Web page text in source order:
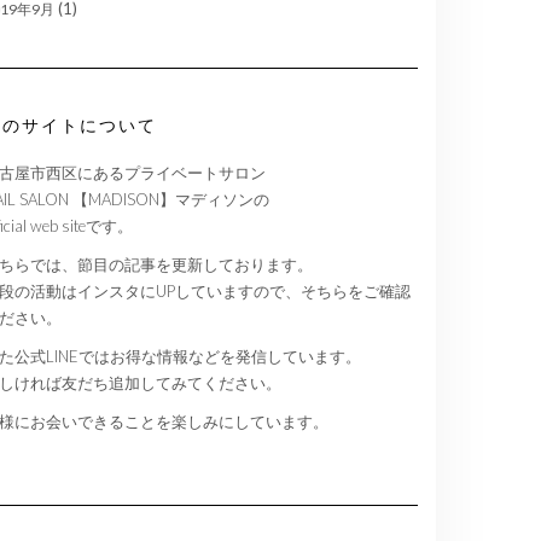
年9月 (1)
のサイトについて
屋市西区にあるプライベートサロン
SALON 【MADISON】マディソンの
web siteです。
らでは、節目の記事を更新しております。
の活動はインスタにUPしていますので、そちらをご確認
さい。
公式LINEではお得な情報などを発信しています。
ければ友だち追加してみてください。
にお会いできることを楽しみにしています。